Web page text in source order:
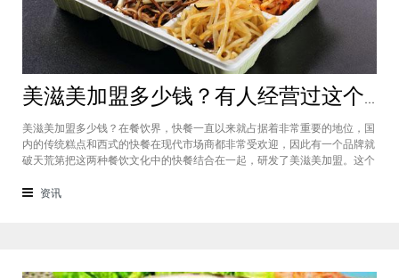
美滋美加盟多少钱？有人经营过这个快餐品牌吗
美滋美加盟多少钱？在餐饮界，快餐一直以来就占据着非常重要的地位，国
内的传统糕点和西式的快餐在现代市场商都非常受欢迎，因此有一个品牌就
破天荒第把这两种餐饮文化中的快餐结合在一起，研发了美滋美加盟。这个
吗，加盟费是多少？美滋美加盟多少钱？这个品牌是进来十分火爆的一个餐
资讯